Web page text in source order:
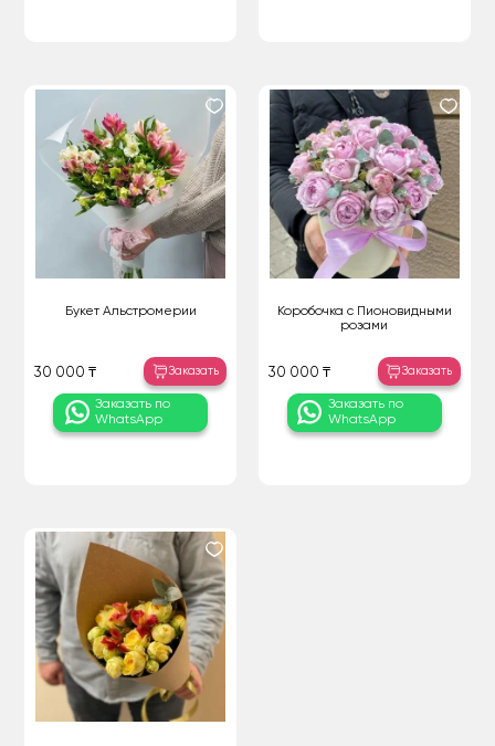
Букет Альстромерии
30 000 ₸ Заказать
Заказать по
WhatsApp
Коробочка с Пионовидными
розами
30 000 ₸ Заказать
Заказать по
WhatsApp